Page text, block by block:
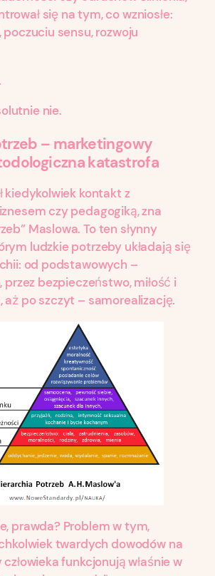
się na tym, co wzniosłe:
sensu, rozwoju
nie.
– marketingowy
katastrofa
kiedykolwiek kontakt z
czy pedagogiką, zna
Maslowa. To ten słynny
ludzkie potrzeby układają się
od podstawowych –
bezpieczeństwo, miłość i
aż po szczyt – samorealizację.
prawda? Problem w tym,
twardych dowodów na
funkcjonują właśnie w